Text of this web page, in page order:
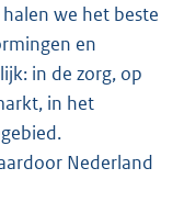
we het beste
en
in de zorg, op
in het
Nederland